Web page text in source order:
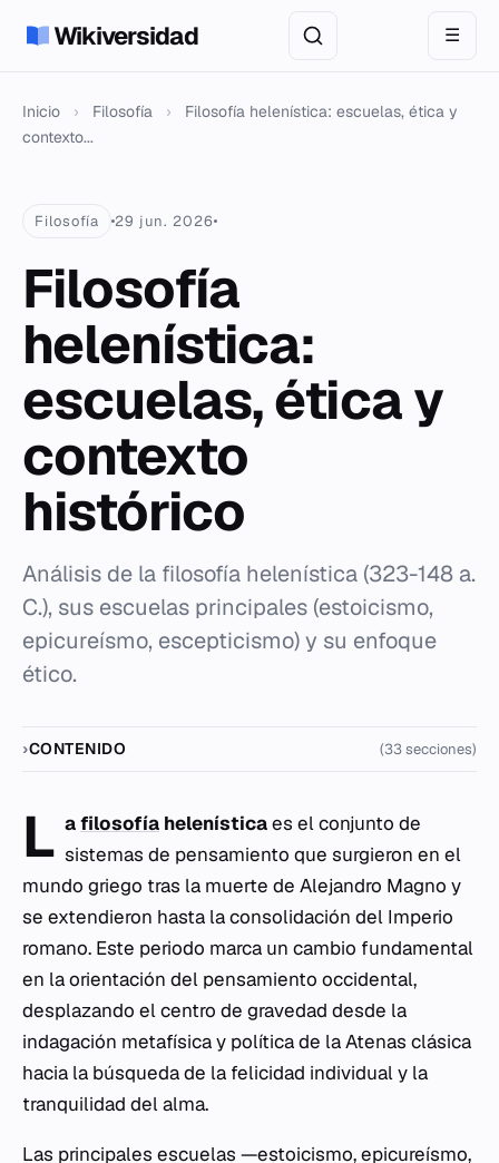
Wikiversidad ☰
Inicio › Filosofía ›
Filosofía helenística: escuelas, ética y
contexto...
Filosofía 29 jun. 2026
Filosofía
helenística:
escuelas, ética y
contexto
histórico
Análisis de la filosofía helenística (323-148 a.
C.), sus escuelas principales (estoicismo,
epicureísmo, escepticismo) y su enfoque
ético.
CONTENIDO (33 secciones)
L afilosofía helenísticaes el conjunto de
sistemas de pensamiento que surgieron en el
mundo griego tras la muerte de Alejandro Magno y
se extendieron hasta la consolidación del Imperio
romano. Este periodo marca un cambio fundamental
en la orientación del pensamiento occidental,
desplazando el centro de gravedad desde la
indagación metafísica y política de la Atenas clásica
hacia la búsqueda de la felicidad individual y la
tranquilidad del alma.
Las principales escuelas —estoicismo, epicureísmo,